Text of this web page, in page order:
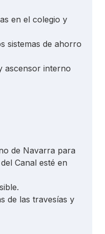
en el colegio y
sistemas de ahorro
ascensor interno
de Navarra para
Canal esté en
de las travesías y